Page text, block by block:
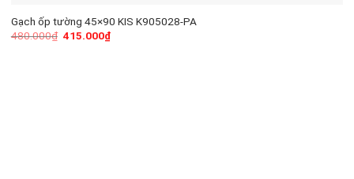
Gạch ốp tường 45×90 KIS K905028-PA
480.000₫ 415.000₫